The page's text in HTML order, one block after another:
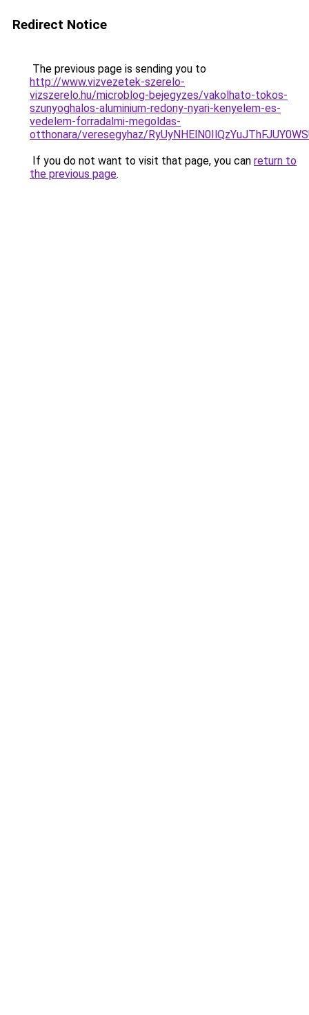
Redirect Notice
The previous page is sending you to
http://www.vizvezetek-szerelo-
vizszerelo.hu/microblog-bejegyzes/vakolhato-tokos-
szunyoghalos-aluminium-redony-nyari-kenyelem-es-
vedelem-forradalmi-megoldas-
otthonara/veresegyhaz/
If you do not want to visit that page, you can return to
the previous page.